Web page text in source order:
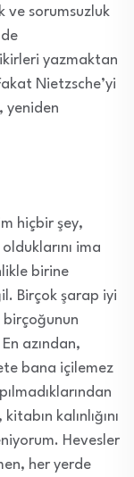
ve sorumsuzluk
yazmaktan
Nietzsche’yi
yeniden
hiçbir şey,
ima
birine
Birçok şarap iyi
birçoğunun
azından,
bana içilemez
kalınlığını
Hevesler
her yerde